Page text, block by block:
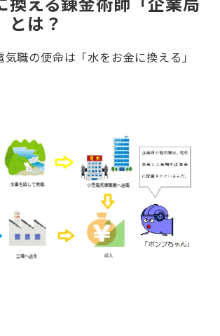
とは？
職の使命は「水をお金に換える」